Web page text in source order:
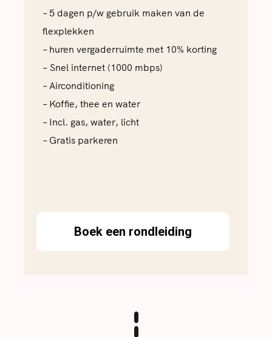
– 5 dagen p/w gebruik maken van de
flexplekken
– huren vergaderruimte met 10% korting
– Snel internet (1000 mbps)
– Airconditioning
– Koffie, thee en water
– Incl. gas, water, licht
– Gratis parkeren
Boek een rondleiding